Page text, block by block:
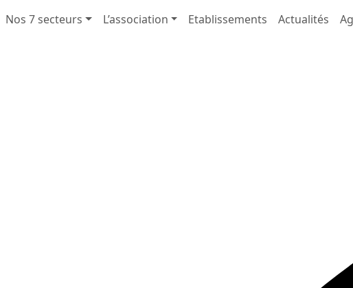
Nos 7 secteurs L’association Etablissements Actualités